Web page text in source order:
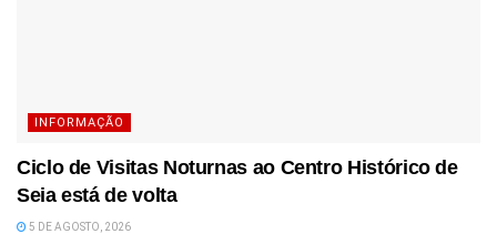
INFORMAÇÃO
Ciclo de Visitas Noturnas ao Centro Histórico de
Seia está de volta
5 DE AGOSTO, 2026